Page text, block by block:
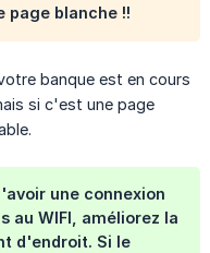
page blanche !!
banque est en cours
si c'est une page
une connexion
au WIFI, améliorez la
d'endroit. Si le